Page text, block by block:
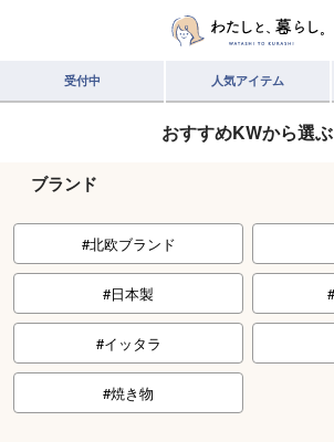
受付中 人気アイテム
おすすめKWから選ぶ
ブランド
北欧ブランド
日本製
イッタラ
焼き物